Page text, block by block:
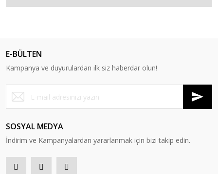
E-BÜLTEN
Kampanya ve duyurulardan ilk siz haberdar olun!
SOSYAL MEDYA
İndirim ve Kampanyalardan yararlanmak için bizi takip edin.